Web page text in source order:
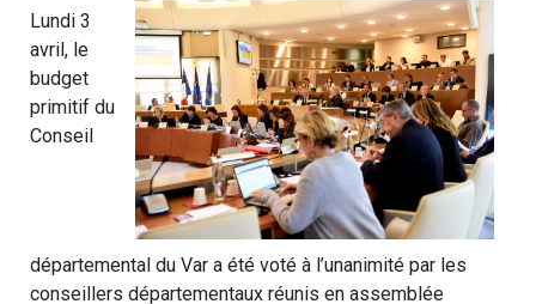
Lundi 3
avril, le
budget
primitif du
Conseil
départemental du Var a été voté à l’unanimité par les
conseillers départementaux réunis en assemblée